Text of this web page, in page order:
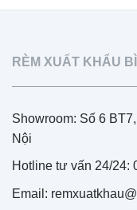
RÈM XUẤT KHẨU
Showroom: Số 6
Nội
Hotline tư vấn 24/24:
Email: